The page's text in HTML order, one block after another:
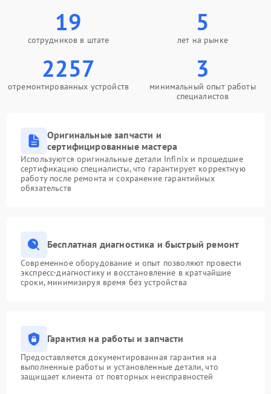
19
сотрудников в штате
5
лет на рынке
2257
отремонтированных устройств
3
минимальный опыт работы
специалистов
Оригинальные запчасти и
сертифицированные мастера
Используются оригинальные детали Infinix и прошедшие
сертификацию специалисты, что гарантирует корректную
работу после ремонта и сохранение гарантийных
обязательств
Бесплатная диагностика и быстрый ремонт
Современное оборудование и опыт позволяют провести
экспресс-диагностику и восстановление в кратчайшие
сроки, минимизируя время без устройства
Гарантия на работы и запчасти
Предоставляется документированная гарантия на
выполненные работы и установленные детали, что
защищает клиента от повторных неисправностей